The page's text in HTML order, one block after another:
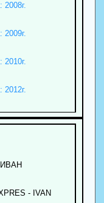
2008г.
2009г.
2010г.
2012г.
- IVAN